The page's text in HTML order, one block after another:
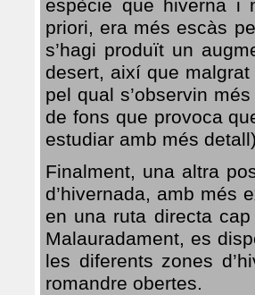
espècie que hiverna i
priori, era més escàs
s’hagi produït un
desert, així que
pel qual s’observin
de fons que provoca
estudiar amb més
Finalment, una altra
d’hivernada, amb més
en una ruta directa
Malauradament, es
les diferents zones
romandre obertes.